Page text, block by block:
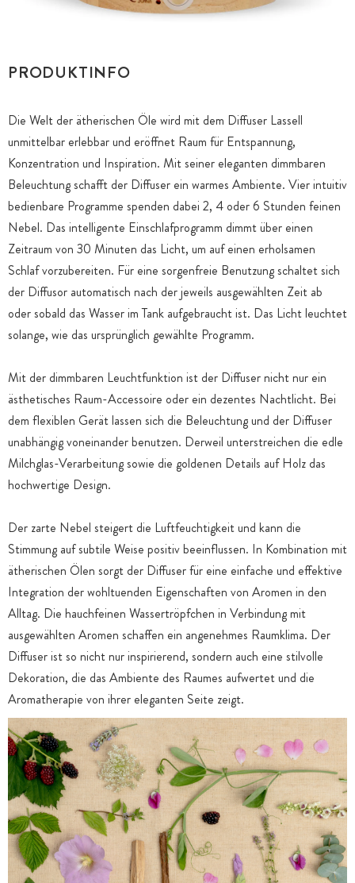
PRODUKTINFO
Die Welt der ätherischen Öle wird mit dem Diffuser Lassell
unmittelbar erlebbar und eröffnet Raum für Entspannung,
Konzentration und Inspiration. Mit seiner eleganten dimmbaren
Beleuchtung schafft der Diffuser ein warmes Ambiente. Vier intuitiv
bedienbare Programme spenden dabei 2, 4 oder 6 Stunden feinen
Nebel. Das intelligente Einschlafprogramm dimmt über einen
Zeitraum von 30 Minuten das Licht, um auf einen erholsamen
Schlaf vorzubereiten. Für eine sorgenfreie Benutzung schaltet sich
der Diffusor automatisch nach der jeweils ausgewählten Zeit ab
oder sobald das Wasser im Tank aufgebraucht ist. Das Licht leuchtet
solange, wie das ursprünglich gewählte Programm.
Mit der dimmbaren Leuchtfunktion ist der Diffuser nicht nur ein
ästhetisches Raum-Accessoire oder ein dezentes Nachtlicht. Bei
dem flexiblen Gerät lassen sich die Beleuchtung und der Diffuser
unabhängig voneinander benutzen. Derweil unterstreichen die edle
Milchglas-Verarbeitung sowie die goldenen Details auf Holz das
hochwertige Design.
Der zarte Nebel steigert die Luftfeuchtigkeit und kann die
Stimmung auf subtile Weise positiv beeinflussen. In Kombination mit
ätherischen Ölen sorgt der Diffuser für eine einfache und effektive
Integration der wohltuenden Eigenschaften von Aromen in den
Alltag. Die hauchfeinen Wassertröpfchen in Verbindung mit
ausgewählten Aromen schaffen ein angenehmes Raumklima. Der
Diffuser ist so nicht nur inspirierend, sondern auch eine stilvolle
Dekoration, die das Ambiente des Raumes aufwertet und die
Aromatherapie von ihrer eleganten Seite zeigt.